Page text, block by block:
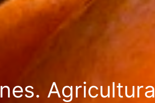
Agricultura